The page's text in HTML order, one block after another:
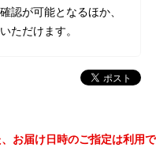
認が可能となるほか、
ただけます。
お届け日時のご指定は利用で